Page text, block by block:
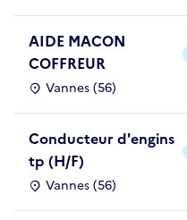
AIDE MACON
COFFREUR
Vannes (56)
Conducteur d'engins
tp (H/F)
Vannes (56)